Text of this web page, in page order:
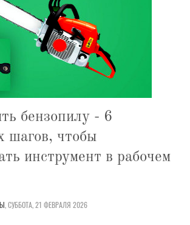
бензопилу - 6
шагов, чтобы
инструмент в рабочем
,СУББОТА, 21 ФЕВРАЛЯ 2026